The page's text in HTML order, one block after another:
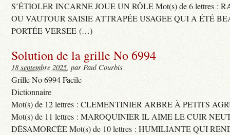
S’ÉTIOLER INCARNE JOUE UN RÔLE Mot(s) de 6 lettres :
OU VAUTOUR SAISIE ATTRAPÉE USAGEE QUI A ÉTÉ
PORTÉE VERSEE (…)
Solution de la grille No 6994
18 septembre 2025, par Paul Courbis
Grille No 6994 Facile
Dictionnaire
Mot(s) de 12 lettres : CLEMENTINIER ARBRE À PETITS
Mot(s) de 11 lettres : MAROQUINIER IL AIME LE CUIR
DÉSAMORCÉE Mot(s) de 10 lettres : HUMILIANTE QUI